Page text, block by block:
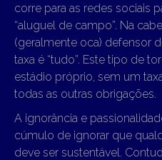
corre para as redes sociais
“aluguel de campo”. Na
(geralmente oca) defensor
taxa é “tudo”. Este tipo de
estádio próprio, sem um
todas as outras obrigações.
A ignorância e
cúmulo de ignorar que
deve ser sustentável.